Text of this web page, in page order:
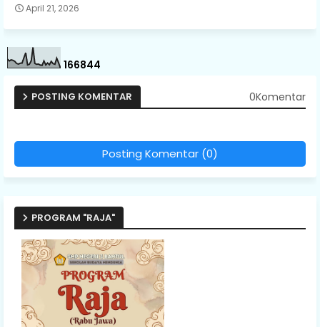
April 21, 2026
166844
POSTING KOMENTAR 0Komentar
Posting Komentar (0)
PROGRAM "RAJA"